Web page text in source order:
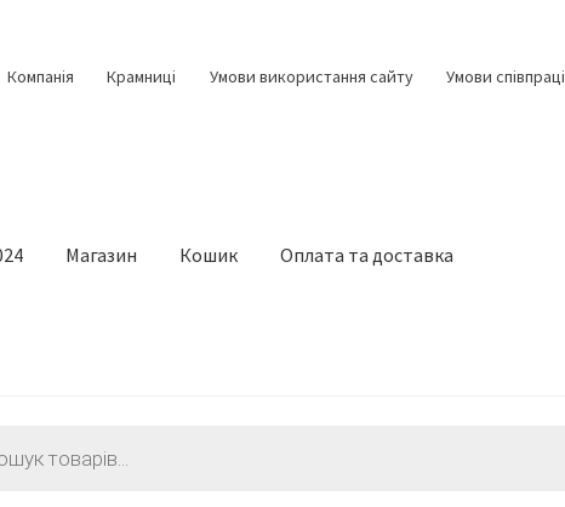
Компанія Крамниці Умови використання сайту Умови співпраці
Магазин Кошик Оплата та доставка